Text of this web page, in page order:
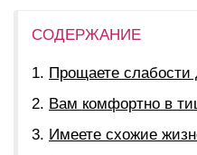
СОДЕРЖАНИЕ
Прощаете слабости
Вам комфортно в
Имеете схожие